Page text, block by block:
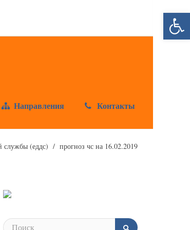
Направления Контакты
службы (еддс) прогноз чс на 16.02.2019